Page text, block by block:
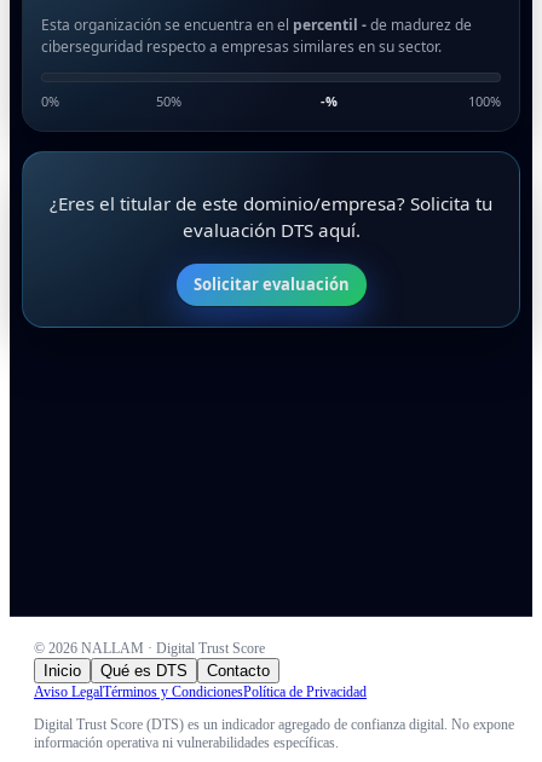
Esta organización se encuentra en el percentil -de madurez de
ciberseguridad respecto a empresas similares en su sector.
0% 50% -% 100%
¿Eres el titular de este dominio/empresa? Solicita tu
evaluación DTS aquí.
Solicitar evaluación
© 2026 NALLAM · Digital Trust Score
Inicio Qué es DTS Contacto
Aviso LegalTérminos y CondicionesPolítica de Privacidad
Digital Trust Score (DTS) es un indicador agregado de confianza digital. No expone
información operativa ni vulnerabilidades específicas.